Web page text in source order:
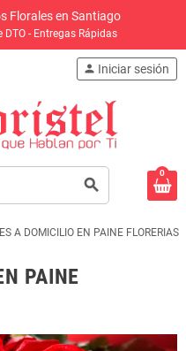
Florales en Santiago
- Entregas Rápidas
search
person Iniciar sesión
0
A DOMICILIO EN PAINE FLORERIAS
PAINE